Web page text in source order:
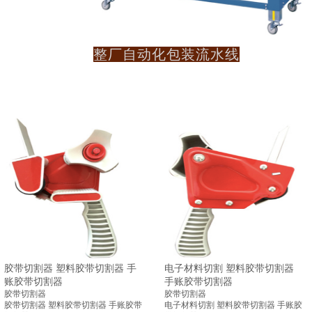
整厂自动化包装流水线
胶带切割器 塑料胶带切割器 手
账胶带切割器
胶带切割器
胶带切割器 塑料胶带切割器 手账胶带
电子材料切割 塑料胶带切割器
手账胶带切割器
胶带切割器
电子材料切割 塑料胶带切割器 手账胶